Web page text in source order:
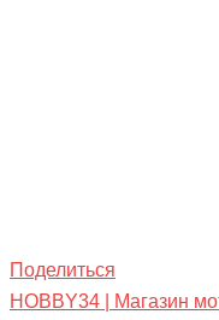
Поделиться
HOBBY34 | Магазин